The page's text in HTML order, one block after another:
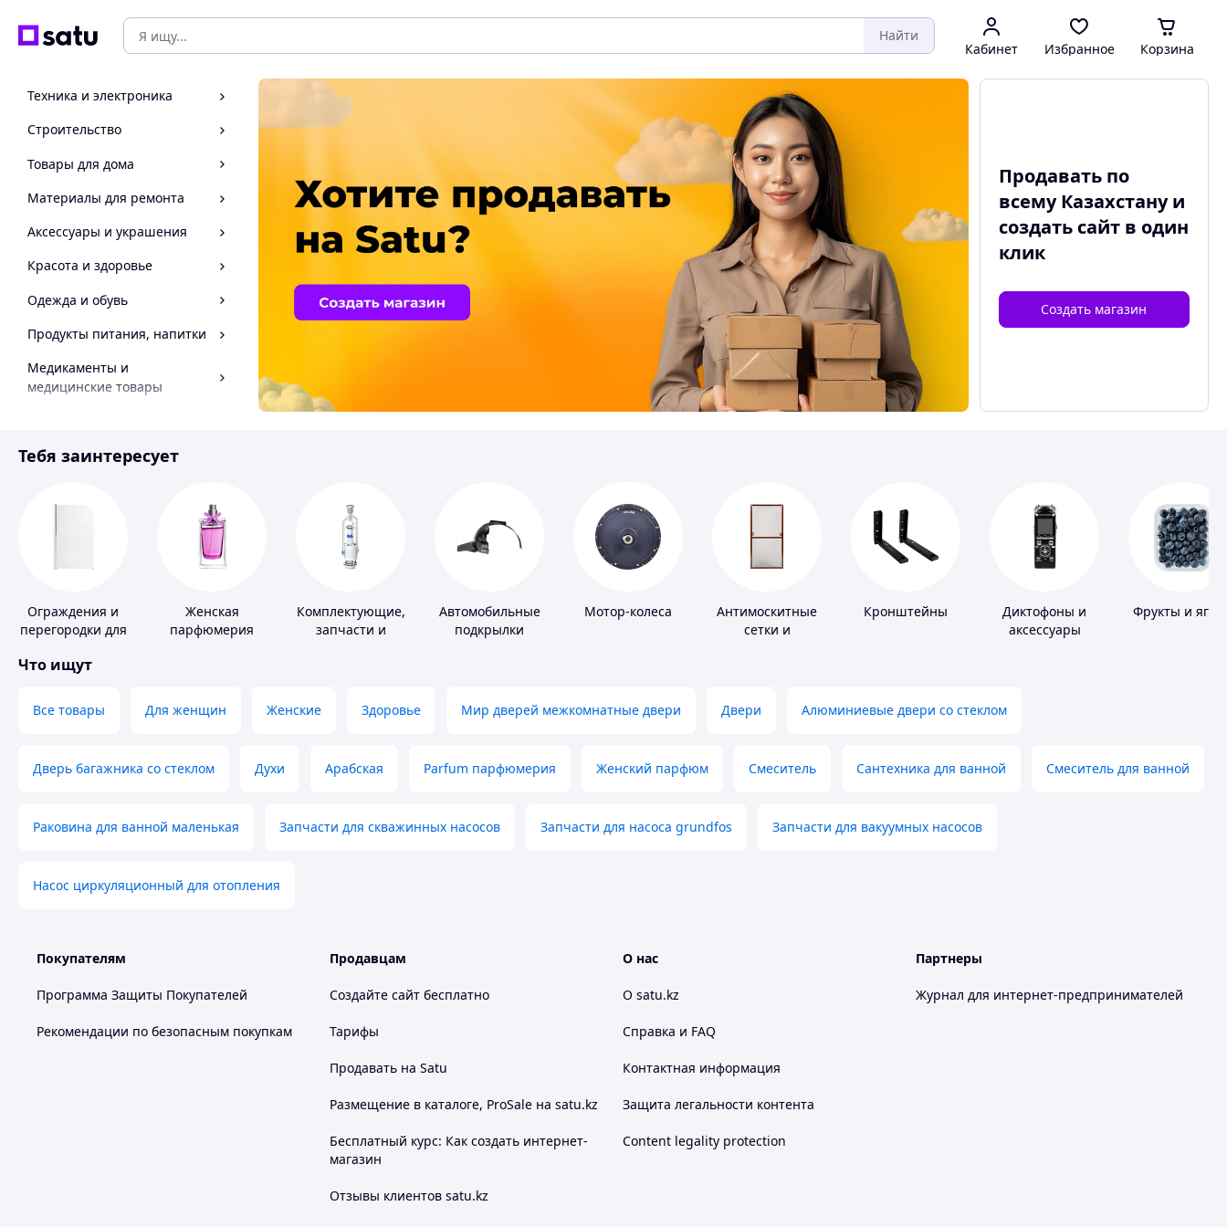
Найти
Кабинет Избранное Корзина
Техника и электроника
Строительство
Товары для дома
Материалы для ремонта
Аксессуары и украшения
Красота и здоровье
Одежда и обувь
Продукты питания, напитки
Медикаменты и
медицинские товары
Инструмент
Продавать по
всему Казахстану и
создать сайтв один
клик
Создать магазин
Тебя заинтересует
Ограждения и
перегородки для
туалета
Женская
парфюмерия
Комплектующие,
запчасти и
Автомобильные
подкрылки
Мотор-колеса
Антимоскитные
сетки и
Кронштейны
Диктофоны и
аксессуары
Фрукты и
Что ищут
Все товары Для женщин Женские Здоровье Мир дверей межкомнатные двери Двери Алюминиевые двери со стеклом
Дверь багажника со стеклом Духи Арабская Parfum парфюмерия Женский парфюм Смеситель Сантехника для ванной Смеситель для ванной
Раковина для ванной маленькая Запчасти для скважинных насосов Запчасти для насоса grundfos Запчасти для вакуумных насосов
Насос циркуляционный для отопления
Покупателям
Программа Защиты Покупателей
Рекомендации по безопасным покупкам
Продавцам
Создайте сайт бесплатно
Тарифы
Продавать на Satu
Размещение в каталоге, ProSale на satu.kz
Бесплатный курс: Как создать интернет-
магазин
Отзывы клиентов satu.kz
О нас
О satu.kz
Справка и FAQ
Контактная информация
Защита легальности контента
Content legality protection
Партнеры
Журнал для интернет-предпринимателей